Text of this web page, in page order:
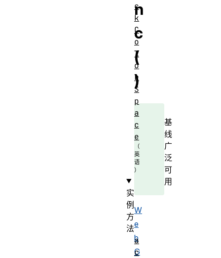
n
c
(
)
基
线
广
泛
可
用
W
e
b
G
c
k
C
o
l
o
r
S
p
a
c
e
实
例
方
法
a
c